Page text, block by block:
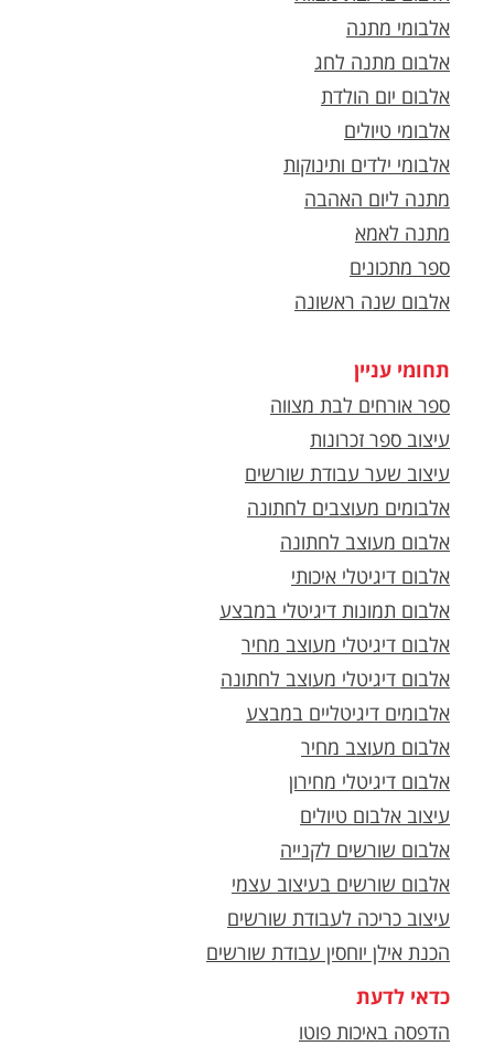
אלבומי מתנה
אלבום מתנה לחג
אלבום יום הולדת
אלבומי טיולים
אלבומי ילדים ותינוקות
מתנה ליום האהבה
מתנה לאמא
ספר מתכונים
אלבום שנה ראשונה
תחומי עניין
ספר אורחים לבת מצווה
עיצוב ספר זכרונות
עיצוב שער עבודת שורשים
אלבומים מעוצבים לחתונה
אלבום מעוצב לחתונה
אלבום דיגיטלי איכותי
אלבום תמונות דיגיטלי במבצע
אלבום דיגיטלי מעוצב מחיר
אלבום דיגיטלי מעוצב לחתונה
אלבומים דיגיטליים במבצע
אלבום מעוצב מחיר
אלבום דיגיטלי מחירון
עיצוב אלבום טיולים
אלבום שורשים לקנייה
אלבום שורשים בעיצוב עצמי
עיצוב כריכה לעבודת שורשים
הכנת אילן יוחסין עבודת שורשים
כדאי לדעת
הדפסה באיכות פוטו